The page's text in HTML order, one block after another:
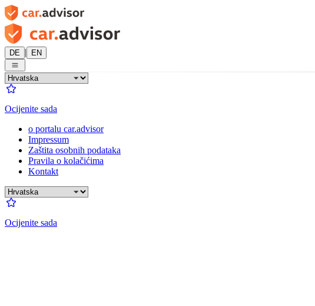
DE | EN
Ocijenite sada
o portalu car.advisor
Impressum
Zaštita osobnih podataka
Pravila o kolačićima
Kontakt
Ocijenite sada